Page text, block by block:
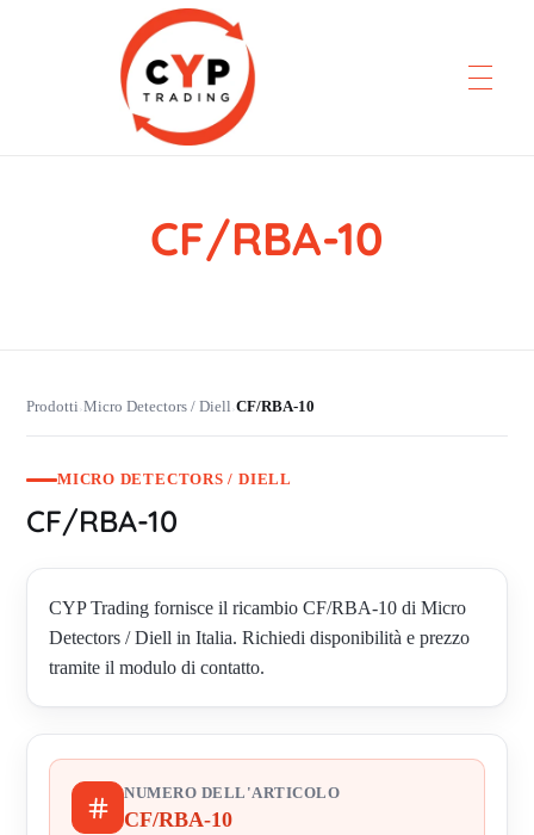
CYP Trading
CF/RBA-10
Prodotti›Micro Detectors / Diell›CF/RBA-10
MICRO DETECTORS / DIELL
CF/RBA-10
CYP Trading fornisce il ricambio CF/RBA-10 di Micro
Detectors / Diell in Italia. Richiedi disponibilità e prezzo
tramite il modulo di contatto.
NUMERO DELL'ARTICOLO
CF/RBA-10